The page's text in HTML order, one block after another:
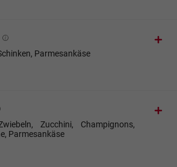
Parmesankäse
Zucchini, Champignons,
Parmesankäse